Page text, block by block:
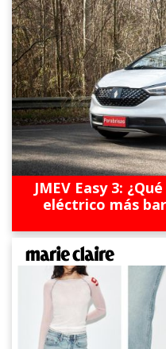
JMEV Easy 3:
eléctrico más